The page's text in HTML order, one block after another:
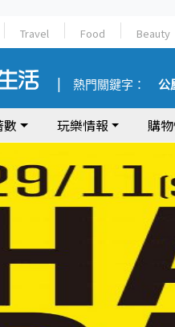
Travel Food Beauty
熱門關鍵字： 公
數 玩樂情報 購